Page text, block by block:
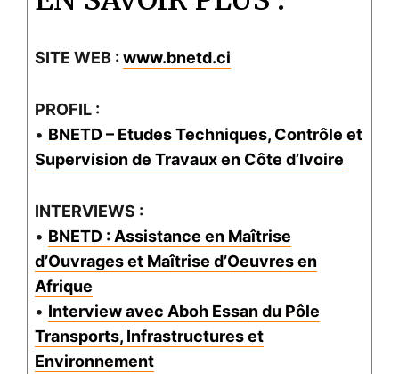
SITE WEB : www.bnetd.ci
PROFIL :
• BNETD – Etudes Techniques, Contrôle et
Supervision de Travaux en Côte d’Ivoire
INTERVIEWS :
• BNETD : Assistance en Maîtrise
d’Ouvrages et Maîtrise d’Oeuvres en
Afrique
• Interview avec Aboh Essan du Pôle
Transports, Infrastructures et
Environnement